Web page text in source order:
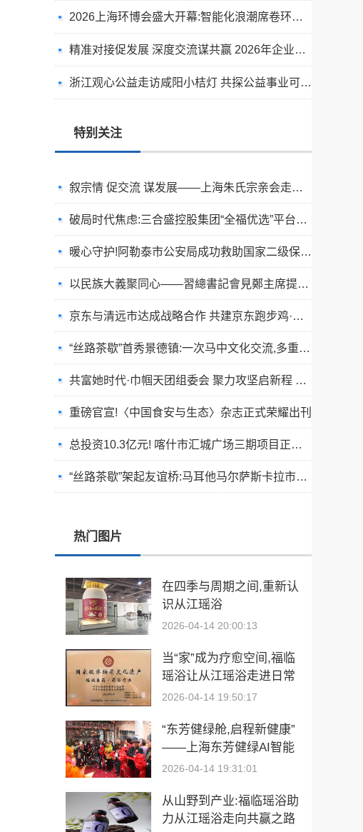
2026上海环博会盛大开幕:智能化浪潮席卷环保产业
精准对接促发展 深度交流谋共赢 2026年企业投融资交流活动第二期圆满举行
浙江观心公益走访咸阳小桔灯 共探公益事业可持续发展新路径
特别关注
出圈·出山·出海的福临瑶浴
天空实业与香港理工大学筹建载人通航飞机研究院
深学细悟四点重要讲话精神 以实干推动两岸融合发展
叙宗情 促交流 谋发展——上海朱氏宗亲会走进上海晨烨家具有限公司
破局时代焦虑:三合盛控股集团“全福优选”平台正式启航
暖心守护!阿勒泰市公安局成功救助国家二级保护动物黑鸢
以民族大義聚同心——習總書記會見鄭主席提出兩岸關系四點重要意見
京东与清远市达成战略合作 共建京东跑步鸡·清远鸡标准体系
“丝路茶歇”首秀景德镇:一次马中文化交流,多重收获与回响
共富她时代·巾帼天团组委会 聚力攻坚启新程 星火燎原耀全国
重磅官宣!〈中国食安与生态〉杂志正式荣耀出刊
总投资10.3亿元! 喀什市汇城广场三期项目正式开工
“丝路茶歇”架起友谊桥:马耳他马尔萨斯卡拉市友城代表团访问景德镇
张雪峰事件和慢病逆转抗衰运动健康
從“建國方略”到“十五五”的偉大跨越 獻給孫中山誕辰160周年暨鄭麗文訪陸
热门图片
在四季与周期之间,重新认
识从江瑶浴
2026-04-14 20:00:13
当“家”成为疗愈空间,福临
瑶浴让从江瑶浴走进日常
生活
2026-04-14 19:50:17
“东芳健绿舱,启程新健康”
——上海东芳健绿AI智能
养身舱品牌发布会圆满成
2026-04-14 19:31:01
从山野到产业:福临瑶浴助
力从江瑶浴走向共赢之路